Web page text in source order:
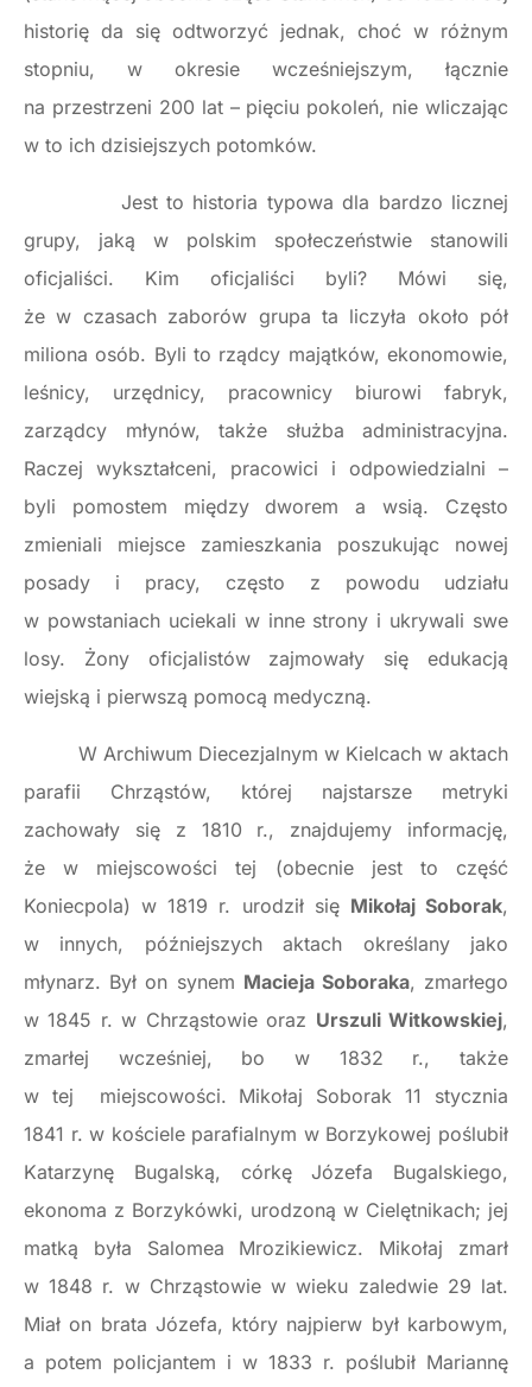
historię da się odtworzyć jednak, choć w różnym
stopniu, w okresie wcześniejszym, łącznie
na przestrzeni 200 lat – pięciu pokoleń, nie wliczając
w to ich dzisiejszych potomków.
Jest to historia typowa dla bardzo licznej
grupy, jaką w polskim społeczeństwie stanowili
oficjaliści. Kim oficjaliści byli? Mówi się,
że w czasach zaborów grupa ta liczyła około pół
miliona osób. Byli to rządcy majątków, ekonomowie,
leśnicy, urzędnicy, pracownicy biurowi fabryk,
zarządcy młynów, także służba administracyjna.
Raczej wykształceni, pracowici i odpowiedzialni –
byli pomostem między dworem a wsią. Często
zmieniali miejsce zamieszkania poszukując nowej
posady i pracy, często z powodu udziału
w powstaniach uciekali w inne strony i ukrywali swe
losy. Żony oficjalistów zajmowały się edukacją
wiejską i pierwszą pomocą medyczną.
W Archiwum Diecezjalnym w Kielcach w aktach
parafii Chrząstów, której najstarsze metryki
zachowały się z 1810 r., znajdujemy informację,
że w miejscowości tej (obecnie jest to część
Koniecpola) w 1819 r. urodził się Mikołaj Soborak,
w innych, późniejszych aktach określany jako
młynarz. Był on synem Macieja Soboraka, zmarłego
w 1845 r. w Chrząstowie oraz Urszuli Witkowskiej,
zmarłej wcześniej, bo w 1832 r., także
w tej miejscowości. Mikołaj Soborak 11 stycznia
1841 r. w kościele parafialnym w Borzykowej poślubił
Katarzynę Bugalską, córkę Józefa Bugalskiego,
ekonoma z Borzykówki, urodzoną w Cielętnikach; jej
matką była Salomea Mrozikiewicz. Mikołaj zmarł
w 1848 r. w Chrząstowie w wieku zaledwie 29 lat.
Miał on brata Józefa, który najpierw był karbowym,
a potem policjantem i w 1833 r. poślubił Mariannę